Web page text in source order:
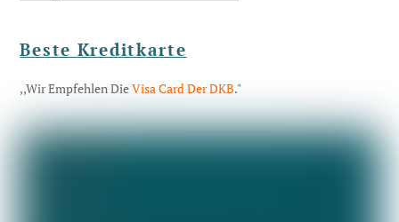
Beste Kreditkarte
,,Wir Empfehlen DieVisa Card Der DKB."